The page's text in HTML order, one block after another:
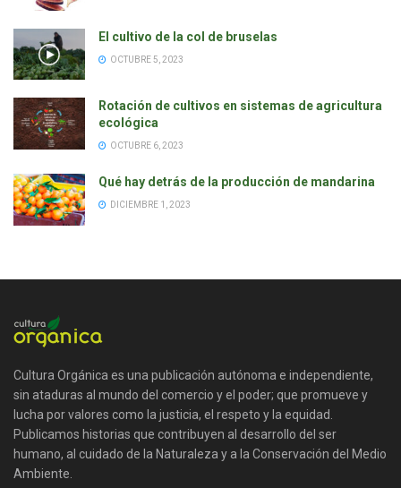
El cultivo de la col de bruselas
OCTUBRE 5, 2023
Rotación de cultivos en sistemas de agricultura
ecológica
OCTUBRE 6, 2023
Qué hay detrás de la producción de mandarina
DICIEMBRE 1, 2023
Cultura Orgánica es una publicación autónoma e independiente,
sin ataduras al mundo del comercio y el poder; que promueve y
lucha por valores como la justicia, el respeto y la equidad.
Publicamos historias que contribuyen al desarrollo del ser
humano, al cuidado de la Naturaleza y a la Conservación del Medio
Ambiente.